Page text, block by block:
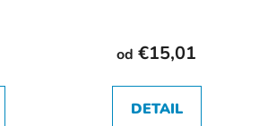
od €15,01
DETAIL